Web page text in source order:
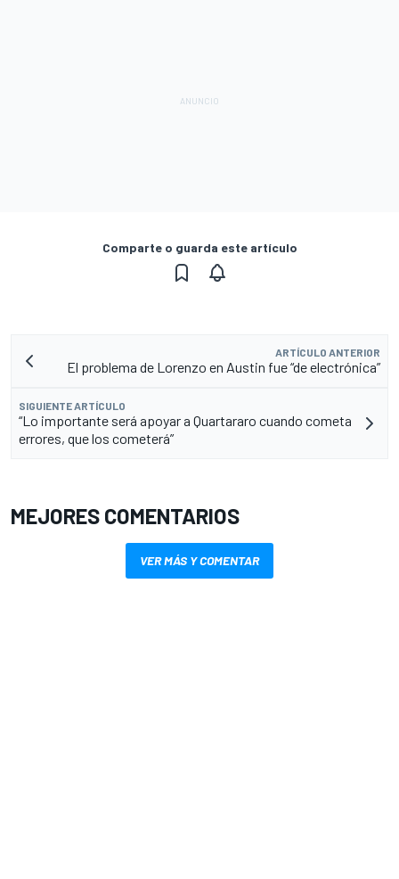
Comparte o guarda este artículo
ARTÍCULO ANTERIOR
El problema de Lorenzo en Austin fue “de electrónica”
SIGUIENTE ARTÍCULO
“Lo importante será apoyar a Quartararo cuando cometa
errores, que los cometerá”
MEJORES COMENTARIOS
VER MÁS Y COMENTAR